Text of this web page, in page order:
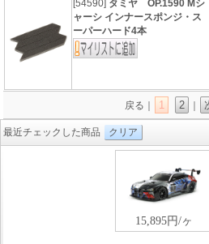
[54590] タミヤ OP.1590 Mシ
ャーシ インナースポンジ・ス
ーパーハード4本
戻る｜ 1 2
最近チェックした商品 クリア